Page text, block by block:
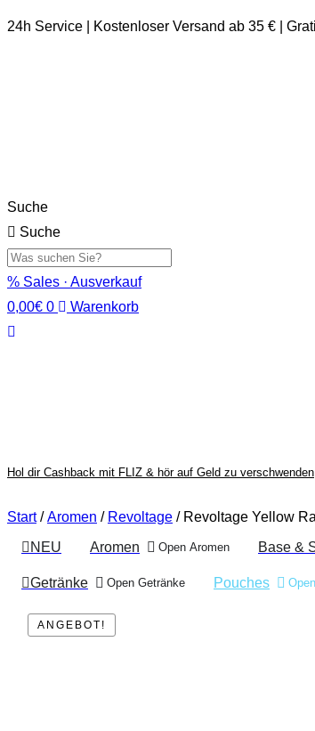
24h Service | Kostenloser Versand ab 35 € |
Suche
Suche
% Sales · Ausverkauf
0,00€ 0 Warenkorb
Hol dir Cashback mit FLIZ & hör auf Geld zu verschwenden
Start/Aromen / Revoltage / Revoltage Yellow
NEU
Aromen Open Aromen Base &
Getränke Open Getränke Pouches
ANGEBOT!